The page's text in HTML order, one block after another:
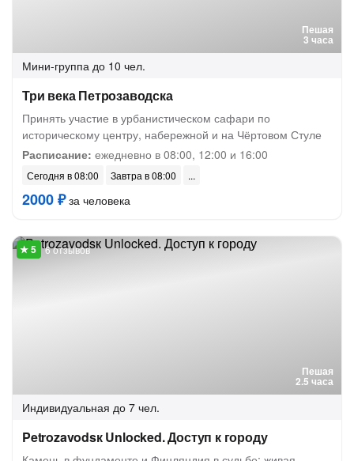
Пешая
3 часа
Мини-группа до 10 чел.
Три века Петрозаводска
Принять участие в урбанистическом сафари по
историческому центру, набережной и на Чёртовом Стуле
Расписание: ежедневно в 08:00, 12:00 и 16:00
Сегодня в 08:00 Завтра в 08:00
2000 ₽за человека
Пешая
2.5 часа
6 отзывов
Индивидуальная до 7 чел.
Petrozavodsк Unlocked. Доступ к городу